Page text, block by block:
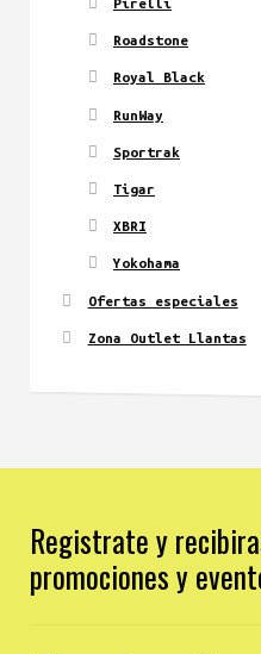
Roadstone
Royal Black
RunWay
Sportrak
Tigar
XBRI
Yokohama
Ofertas especiales
Zona Outlet Llantas
Registrate y
promociones y